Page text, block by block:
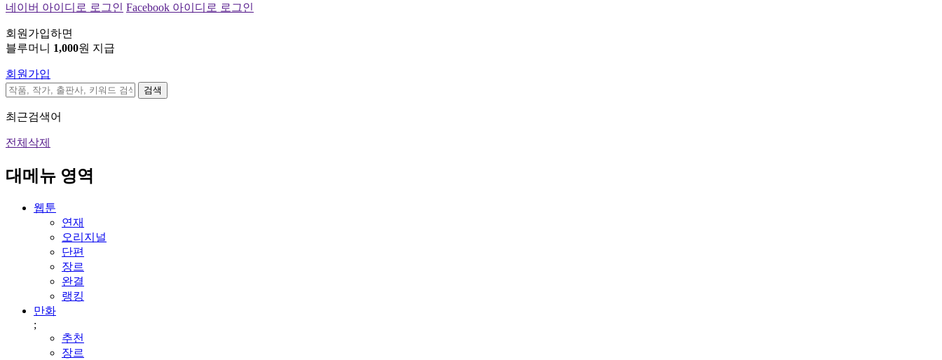
네이버 아이디로 로그인 Facebook 아이디로 로그인
회원가입하면
블루머니 1,000원 지급
회원가입
검색
최근검색어
전체삭제
대메뉴 영역
웹툰
연재
오리지널
단편
장르
완결
랭킹
만화
;
추천
장르